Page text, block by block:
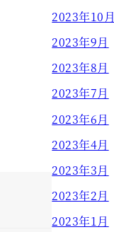
2023年10月
2023年9月
2023年8月
2023年7月
2023年6月
2023年4月
2023年3月
2023年2月
2023年1月